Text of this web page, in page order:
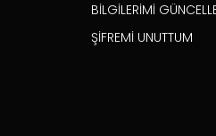
BİLGİLERİMİ
ŞİFREMİ UNUTTUM